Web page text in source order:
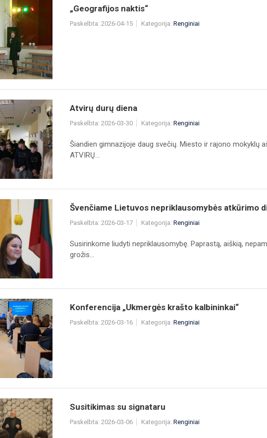
„Geografijos naktis“
Paskelbta: 2026-04-15 Kategorija: Renginiai
Atvirų durų diena
Paskelbta: 2026-03-30 Kategorija: Renginiai
Šiandien gimnazijoje daug svečių. Miesto ir rajono mokyklų
ATVIRŲ...
Švenčiame Lietuvos nepriklausomybės atkūrimo
Paskelbta: 2026-03-17 Kategorija: Renginiai
Susirinkome liudyti nepriklausomybę. Paprastą, aiškią,
grožis...
Konferencija „Ukmergės krašto kalbininkai“
Paskelbta: 2026-03-16 Kategorija: Renginiai
Susitikimas su signataru
Paskelbta: 2026-03-06 Kategorija: Renginiai